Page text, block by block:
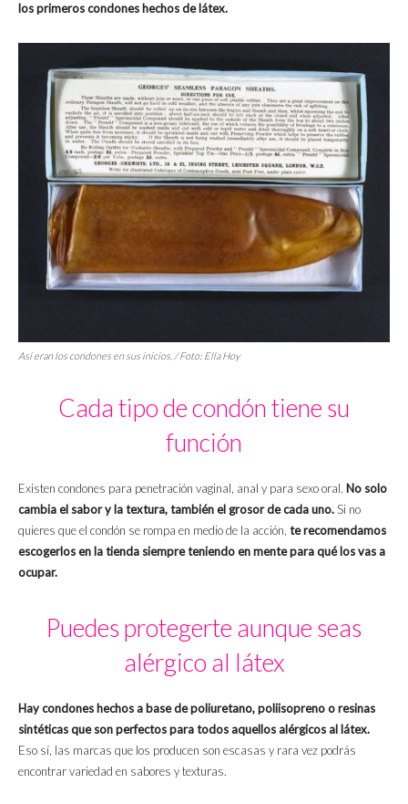
los primeros condones hechos de látex.
Así eran los condones en sus inicios. / Foto: Ella Hoy
Cada tipo de condón tiene su
función
Existen condones para penetración vaginal, anal y para sexo oral. No solo
cambia el sabor y la textura, también el grosor de cada uno. Si no
quieres que el condón se rompa en medio de la acción, te recomendamos
escogerlos en la tienda siempre teniendo en mente para qué los vas a
ocupar.
Puedes protegerte aunque seas
alérgico al látex
Hay condones hechos a base de poliuretano, poliisopreno o resinas
sintéticas que son perfectos para todos aquellos alérgicos al látex.
Eso sí, las marcas que los producen son escasas y rara vez podrás
encontrar variedad en sabores y texturas.